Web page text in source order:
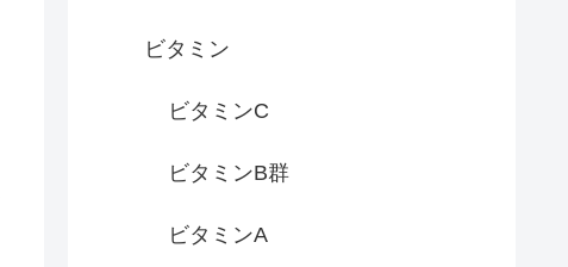
ビタミン
ビタミンC
ビタミンB群
ビタミンA